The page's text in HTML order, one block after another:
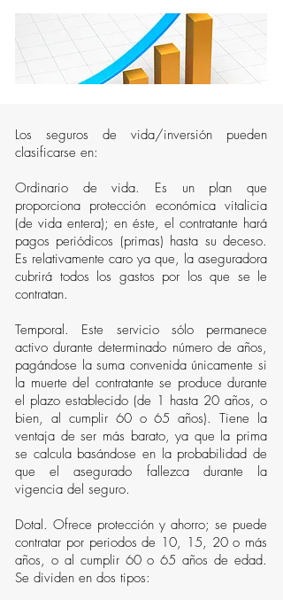
Los seguros de vida/inversión pueden
clasificarse en:
Ordinario de vida. Es un plan que
proporciona protección económica vitalicia
(de vida entera); en éste, el contratante hará
pagos periódicos (primas) hasta su deceso.
Es relativamente caro ya que, la aseguradora
cubrirá todos los gastos por los que se le
contratan.
Temporal. Este servicio sólo permanece
activo durante determinado número de años,
pagándose la suma convenida únicamente si
la muerte del contratante se produce durante
el plazo establecido (de 1 hasta 20 años, o
bien, al cumplir 60 o 65 años). Tiene la
ventaja de ser más barato, ya que la prima
se calcula basándose en la probabilidad de
que el asegurado fallezca durante la
vigencia del seguro.
Dotal. Ofrece protección y ahorro; se puede
contratar por periodos de 10, 15, 20 o más
años, o al cumplir 60 o 65 años de edad.
Se dividen en dos tipos: